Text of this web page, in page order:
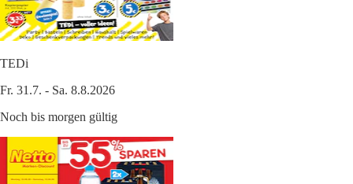
TEDi
Fr. 31.7. - Sa. 8.8.2026
Noch bis morgen gültig